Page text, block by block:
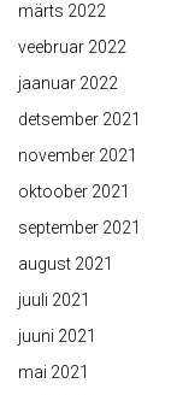
märts 2022
veebruar 2022
jaanuar 2022
detsember 2021
november 2021
oktoober 2021
september 2021
august 2021
juuli 2021
juuni 2021
mai 2021